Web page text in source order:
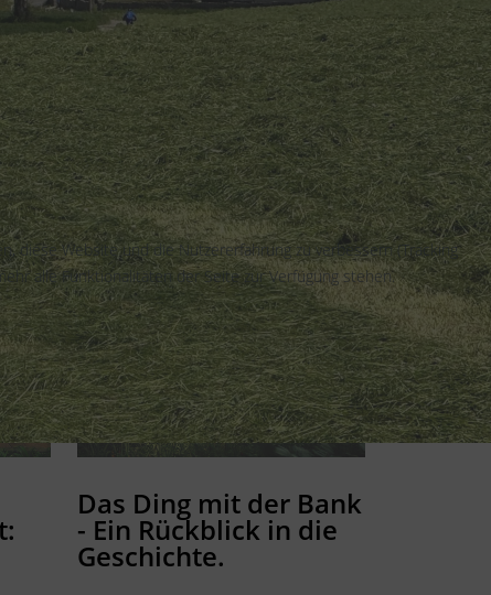
Das Ding mit der Bank
- Ein Rückblick in die
Geschichte.
diese Website und die Nutzererfahrung zu verbessern (Tracking
alle Funktionalitäten der Seite zur Verfügung stehen.